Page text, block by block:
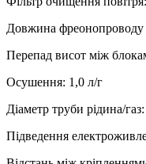
Довжина
Перепад висот між
Осушення: 1,0 л/г
Діаметр труби рідина/газ:
Підведення